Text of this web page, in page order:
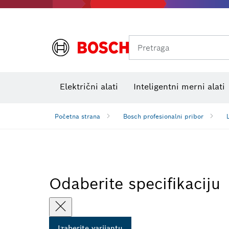
Pretraga
Električni alati Inteligentni merni alati
Početna strana Bosch profesionalni pribor
Odaberite specifikaciju